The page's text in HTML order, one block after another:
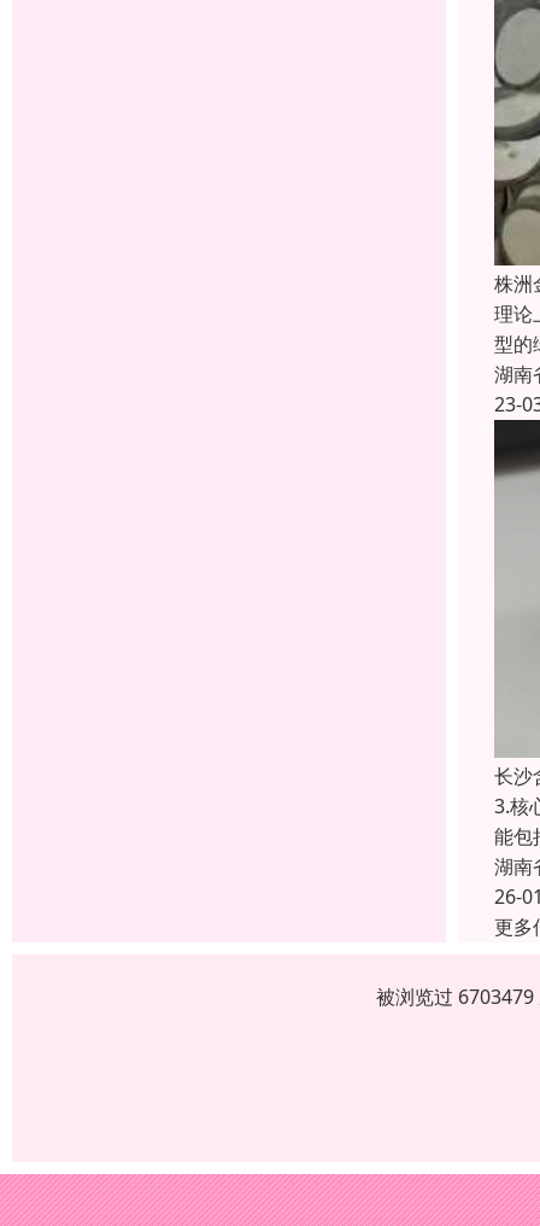
株洲
理论
型的
湖南
23-
长沙
3.核
能包
湖南
26-
更多
被浏览过